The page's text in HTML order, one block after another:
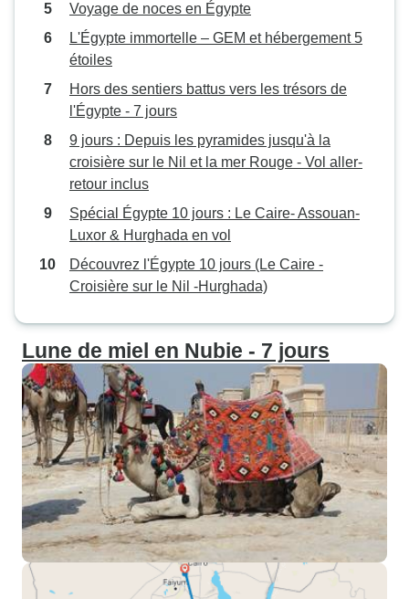
Voyage de noces en Égypte
L'Égypte immortelle – GEM et hébergement 5
étoiles
Hors des sentiers battus vers les trésors de
l'Égypte - 7 jours
9 jours : Depuis les pyramides jusqu'à la
croisière sur le Nil et la mer Rouge - Vol aller-
retour inclus
Spécial Égypte 10 jours : Le Caire- Assouan-
Luxor & Hurghada en vol
Découvrez l'Égypte 10 jours (Le Caire -
Croisière sur le Nil -Hurghada)
Lune de miel en Nubie - 7 jours